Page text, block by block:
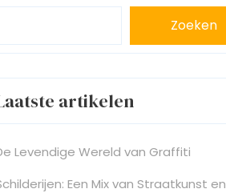
Zoeken
artikelen
Levendige Wereld van Graffiti
Een Mix van Straatkunst en